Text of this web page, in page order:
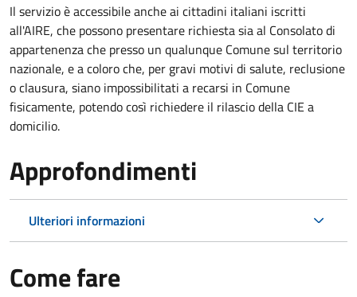
Il servizio è accessibile anche ai cittadini italiani iscritti
all'AIRE, che possono presentare richiesta sia al Consolato di
appartenenza che presso un qualunque Comune sul territorio
nazionale, e a coloro che, per gravi motivi di salute, reclusione
o clausura, siano impossibilitati a recarsi in Comune
fisicamente, potendo così richiedere il rilascio della CIE a
domicilio.
Approfondimenti
Ulteriori informazioni
Come fare